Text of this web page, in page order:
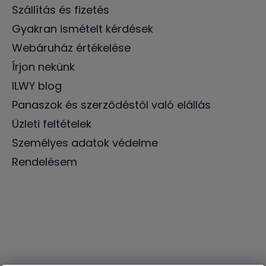
Szállítás és fizetés
Gyakran ismételt kérdések
Webáruház értékelése
Írjon nekünk
ILWY blog
Panaszok és szerződéstől való elállás
Üzleti feltételek
Személyes adatok védelme
Rendelésem